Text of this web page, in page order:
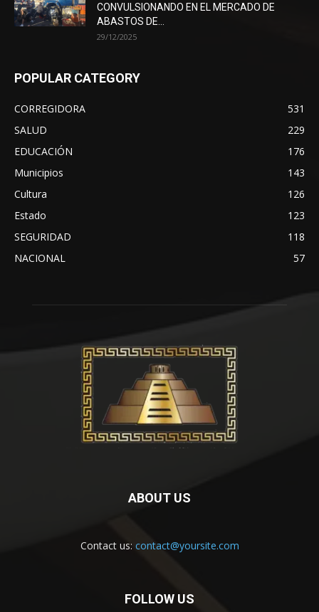
CONVULSIONANDO EN EL MERCADO DE
ABASTOS DE...
29/12/2025
POPULAR CATEGORY
CORREGIDORA
531
SALUD
229
EDUCACIÓN
176
Municipios
143
Cultura
126
Estado
123
SEGURIDAD
118
NACIONAL
57
ABOUT US
Contact us: contact@yoursite.com
FOLLOW US